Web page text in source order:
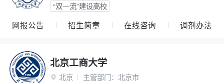
“双一流”建设高校
网报公告 招生简章 在线咨询 调剂办法
北京工商大学
 北京 主管部门： 北京市